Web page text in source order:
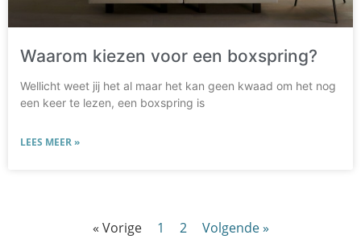
Waarom kiezen voor een boxspring?
Wellicht weet jij het al maar het kan geen kwaad om het nog
een keer te lezen, een boxspring is
LEES MEER »
« Vorige 1 2 Volgende »